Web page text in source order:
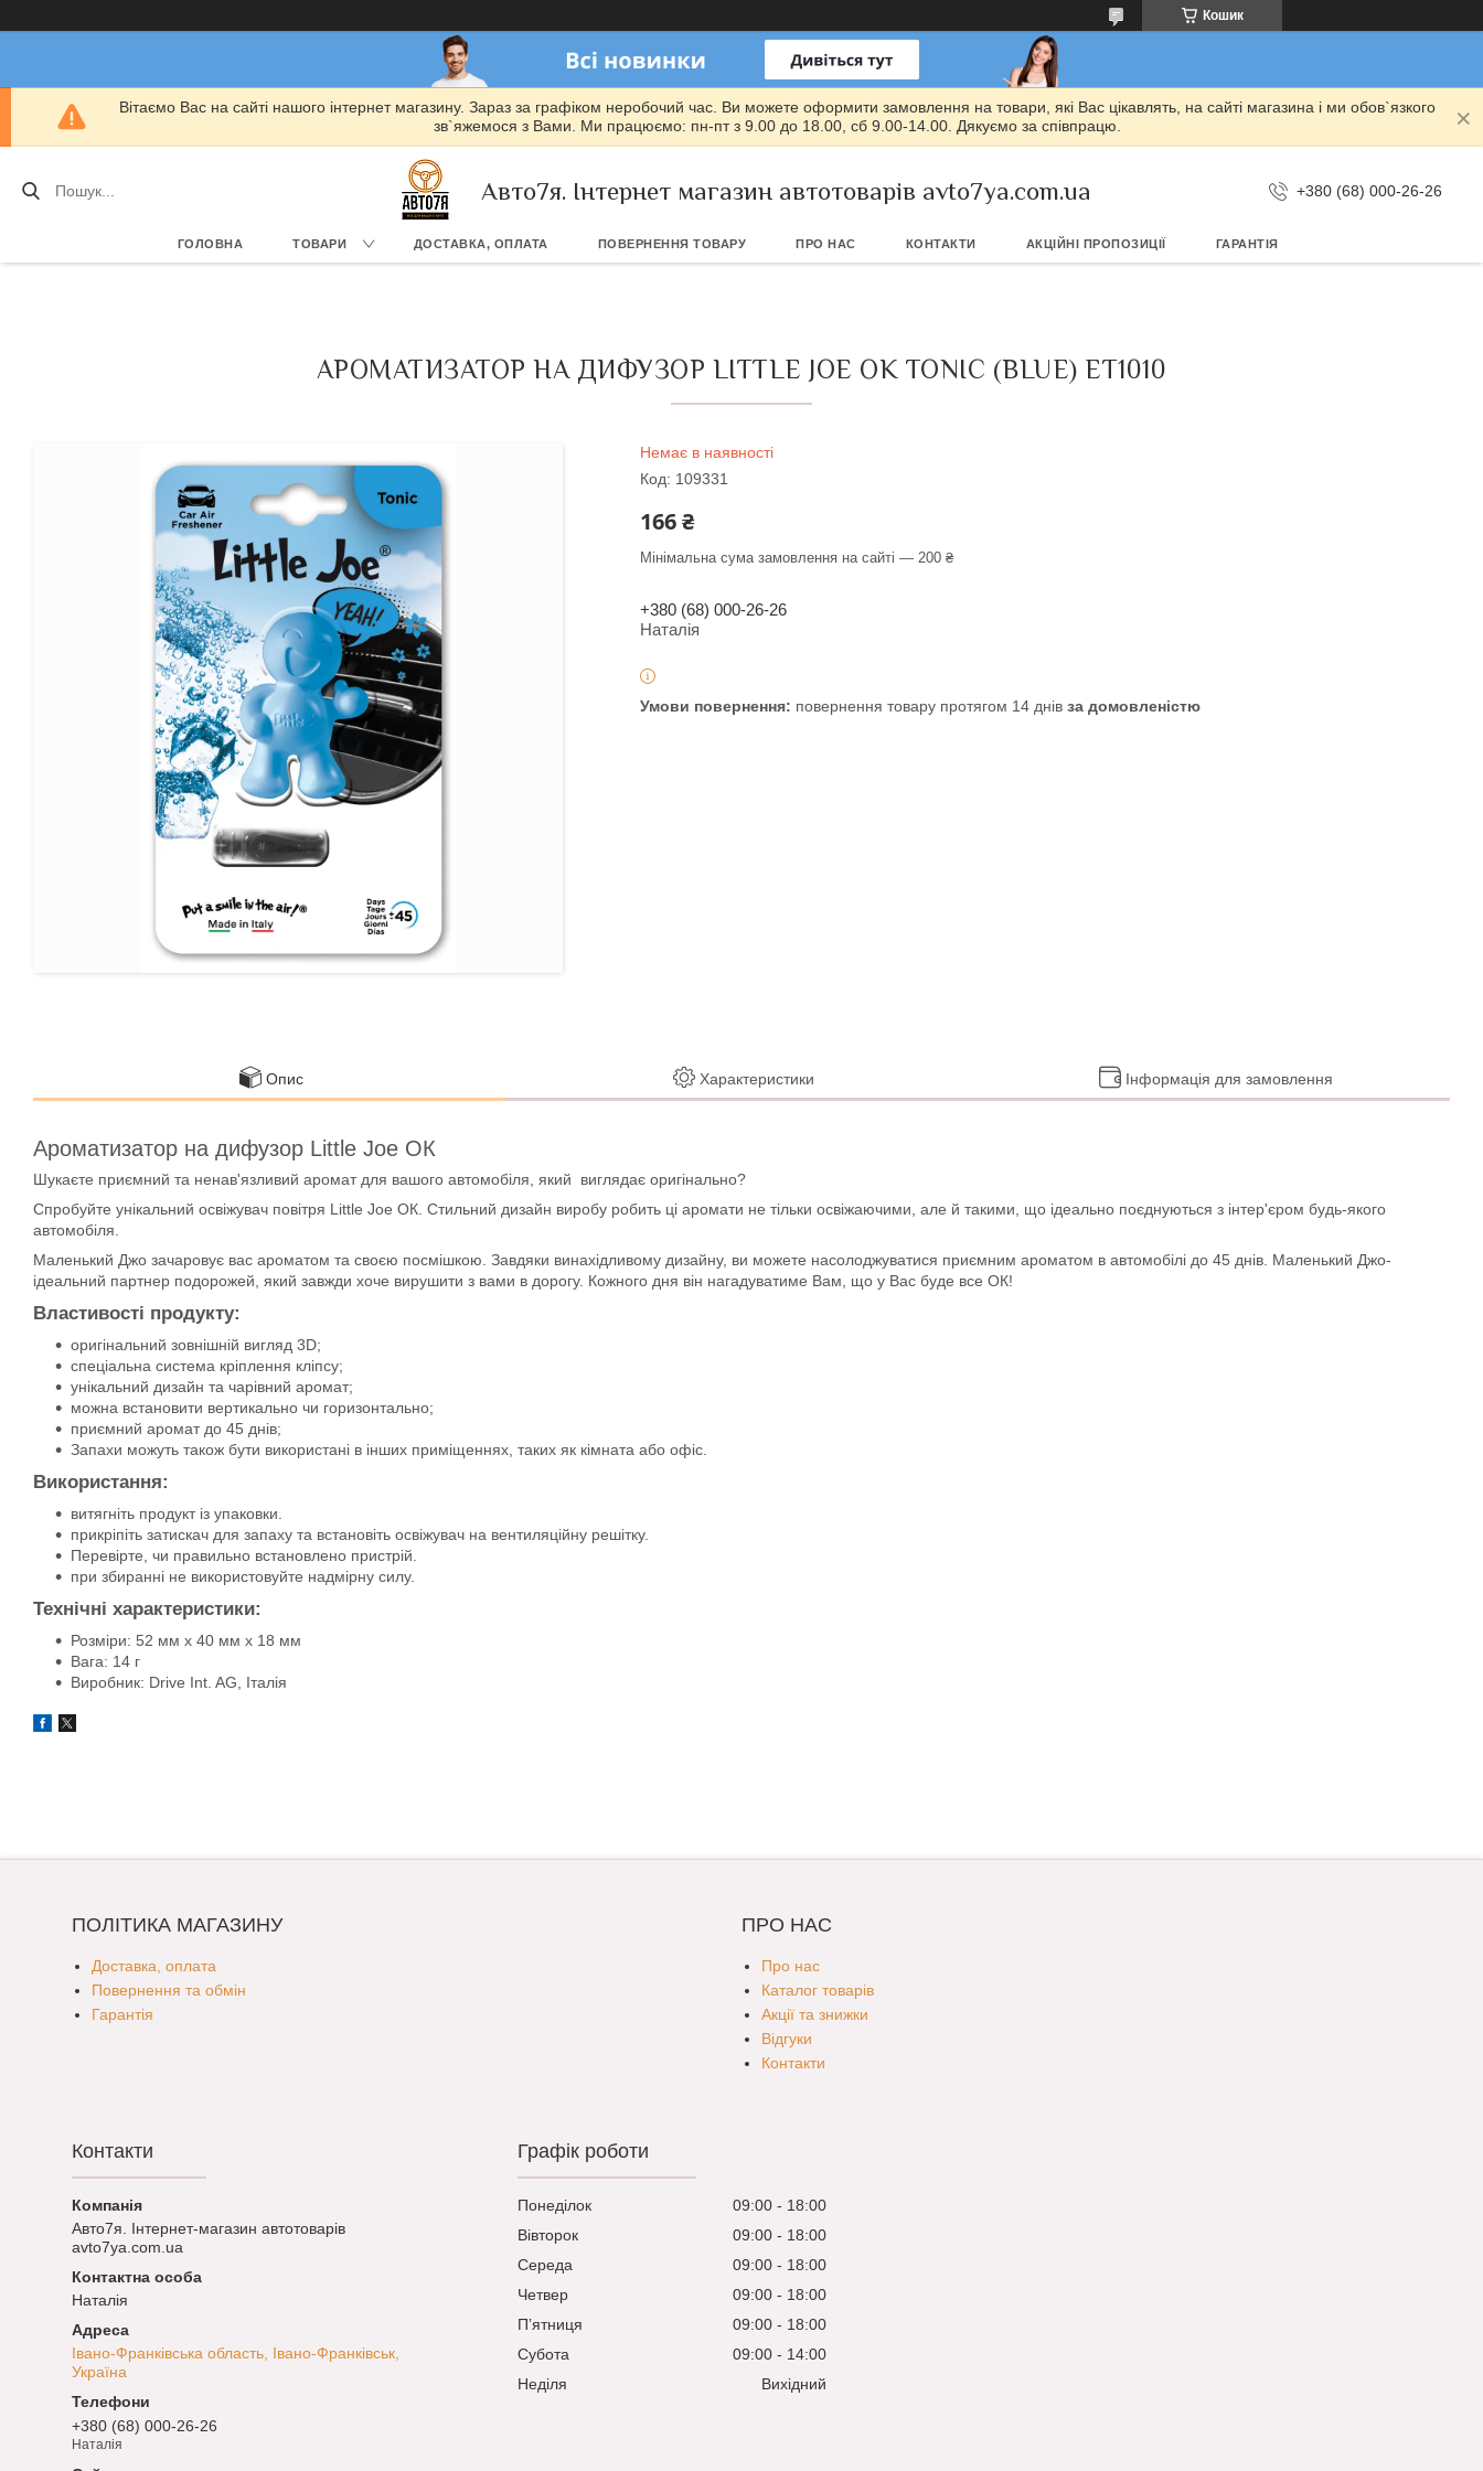
Кошик
Вітаємо Вас на сайті нашого інтернет магазину. Зараз за графіком неробочий час. Ви можете оформити замовлення на товари, які Вас цікавлять, на сайті магазина і ми обов`язкого
зв`яжемося з Вами. Ми працюємо: пн-пт з 9.00 до 18.00, сб 9.00-14.00. Дякуємо за співпрацю.
Авто7я. Інтернет магазин автотоварів avto7ya.com.ua +380 (68) 000-26-26
ГОЛОВНА ТОВАРИ ДОСТАВКА, ОПЛАТА ПОВЕРНЕННЯ ТОВАРУ ПРО НАС КОНТАКТИ АКЦІЙНІ ПРОПОЗИЦІЇ ГАРАНТІЯ
АРОМАТИЗАТОР НА ДИФУЗОР LITTLE JOE ОК TONIC (BLUE) ET1010
Немає в наявності
Код: 109331
166 ₴
Мінімальна сума замовлення на сайті — 200 ₴
+380 (68) 000-26-26
Наталія
повернення товару протягом 14 днів за домовленістю
Опис Характеристики Інформація для замовлення
Ароматизатор на дифузор Little Joe ОК
Шукаєте приємний та ненав'язливий аромат для вашого автомобіля, який виглядає оригінально?
Спробуйте унікальний освіжувач повітря Little Joe ОК. Стильний дизайн виробу робить ці аромати не тільки освіжаючими, але й такими, що ідеально поєднуються з інтер'єром будь-якого
автомобіля.
Маленький Джо зачаровує вас ароматом та своєю посмішкою. Завдяки винахідливому дизайну, ви можете насолоджуватися приємним ароматом в автомобілі до 45 днів. Маленький Джо-
ідеальний партнер подорожей, який завжди хоче вирушити з вами в дорогу. Кожного дня він нагадуватиме Вам, що у Вас буде все ОК!
Властивості продукту:
оригінальний зовнішній вигляд 3D;
спеціальна система кріплення кліпсу;
унікальний дизайн та чарівний аромат;
можна встановити вертикально чи горизонтально;
приємний аромат до 45 днів;
Запахи можуть також бути використані в інших приміщеннях, таких як кімната або офіс.
Використання:
витягніть продукт із упаковки.
прикріпіть затискач для запаху та встановіть освіжувач на вентиляційну решітку.
Перевірте, чи правильно встановлено пристрій.
при збиранні не використовуйте надмірну силу.
Технічні характеристики:
Розміри: 52 мм x 40 мм x 18 мм
Вага: 14 г
Виробник: Drive Int. AG, Італія
ПОЛІТИКА МАГАЗИНУ
Доставка, оплата
Повернення та обмін
Гарантія
ПРО НАС
Про нас
Каталог товарів
Акції та знижки
Відгуки
Контакти
Контакти
Авто7я. Інтернет-магазин автотоварів
avto7ya.com.ua
Наталія
Івано-Франківська область, Івано-Франківськ,
Україна
+380 (68) 000-26-26
Наталія
Графік роботи
Понеділок 09:00
18:00
Вівторок
09:00
18:00
Середа
09:00
18:00
Четвер
09:00
18:00
Пʼятниця
09:00
18:00
Субота
09:00
14:00
Неділя
Вихідний